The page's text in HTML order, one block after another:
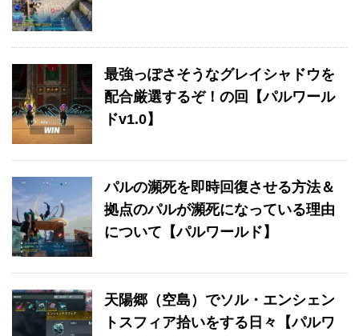
最強っぽさそうなグレイシャドウを
配合厳選するぞ！の回【パルワール
ドv1.0】
パルの瀕死を即時回復させる方法＆
拠点のパルが瀕死になっている理由
について【パルワールド】
天陽郷（空島）でソル・エンシェン
トスフィア拾いをする日々【パルワ